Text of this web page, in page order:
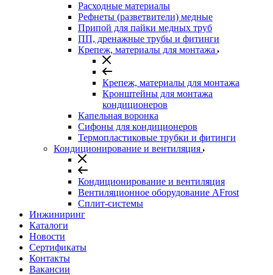
Расходные материалы
Рефнеты (разветвители) медные
Припой для пайки медных труб
ПП, дренажные трубы и фитинги
Крепеж, материалы для монтажа
Крепеж, материалы для монтажа
Кронштейны для монтажа
кондиционеров
Капельная воронка
Сифоны для кондиционеров
Термопластиковые трубки и фитинги
Кондиционирование и вентиляция
Кондиционирование и вентиляция
Вентиляционное оборудование AFrost
Сплит-системы
Инжиниринг
Каталоги
Новости
Сертификаты
Контакты
Вакансии